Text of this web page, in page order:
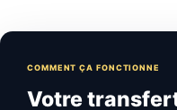
COMMENT ÇA FONCTIONNE
Votre